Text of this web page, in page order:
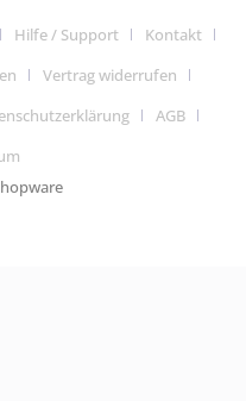
Hilfe / Support
Kontakt
Vertrag widerrufen
AGB